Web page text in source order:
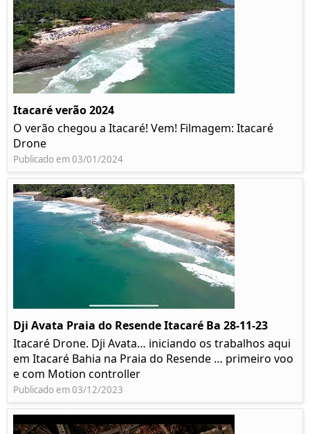
Itacaré verão 2024
O verão chegou a Itacaré! Vem! Filmagem: Itacaré
Drone
Publicado em 03/01/2024
Dji Avata Praia do Resende Itacaré Ba 28-11-23
Itacaré Drone. Dji Avata… iniciando os trabalhos aqui
em Itacaré Bahia na Praia do Resende … primeiro voo
e com Motion controller
Publicado em 03/12/2023